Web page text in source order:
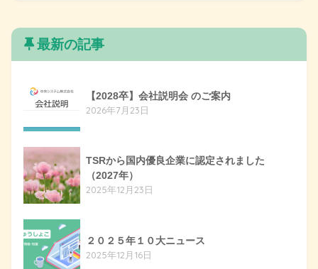
最新の記事
【2028卒】会社説明会 のご案内
2026年7月23日
TSRから国内優良企業に認定されました
（2027年）
2025年12月23日
２０２５年１０大ニュース
2025年12月16日